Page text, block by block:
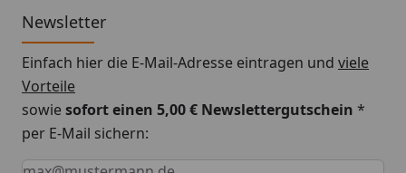
Newsletter
Einfach hier die E-Mail-Adresse eintragen und viele
Vorteile
sowiesofort einen 5,00 € Newslettergutschein *
per E-Mail sichern:
Keine Eingabe erforderlich
Eingabe erforderlich
E-Mail *